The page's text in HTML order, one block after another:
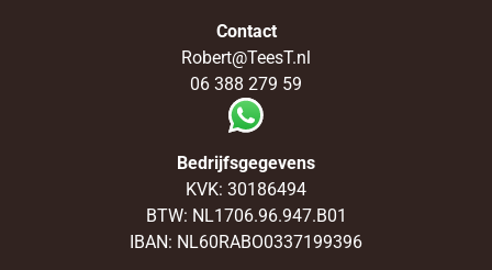
Contact
Robert@TeesT.nl
06 388 279 59
Bedrijfsgegevens
KVK: 30186494
BTW: NL1706.96.947.B01
IBAN: NL60RABO0337199396